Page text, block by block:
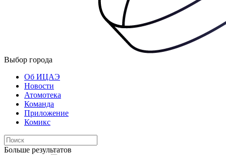
Выбор города
Об ИЦАЭ
Новости
Атомотека
Команда
Приложение
Комикс
Больше результатов